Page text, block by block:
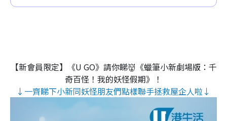
【新會員限定】《U GO》請你睇👹《蠟筆小新劇場版：千
奇百怪！我的妖怪假期》！
↓一齊睇下小新同妖怪朋友們點樣聯手拯救屋企人啦↓